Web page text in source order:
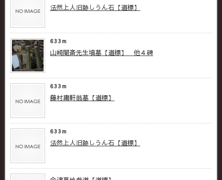
法然上人旧跡しうん石【道標】
633m
山崎闇斎先生墳墓【道標】 他４碑
633m
藤村庸軒翁墓【道標】
633m
法然上人旧跡しうん石【道標】